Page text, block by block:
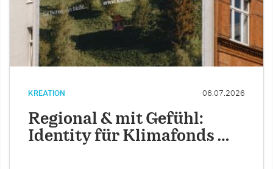
KREATION 06.07.2026
Regional & mit Gefühl:
Identity für Klimafonds …